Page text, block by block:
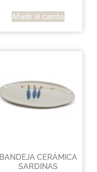
Añadir al carrito
BANDEJA CERÁMICA
SARDINAS